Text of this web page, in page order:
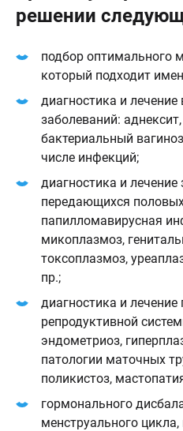
решении
подбор оптимального
который подходит
диагностика и
заболеваний:
бактериальный
числе инфекций;
диагностика и лечение
передающихся
папилломавирусная
микоплазмоз,
токсоплазмоз,
пр.;
диагностика и лечение
репродуктивной
эндометриоз,
патологии маточных
поликистоз,
гормонального
менструального